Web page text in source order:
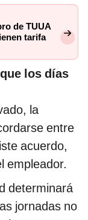
de TUUA
tarifa
los días
la
entre
acuerdo,
empleador.
determinará
jornadas no